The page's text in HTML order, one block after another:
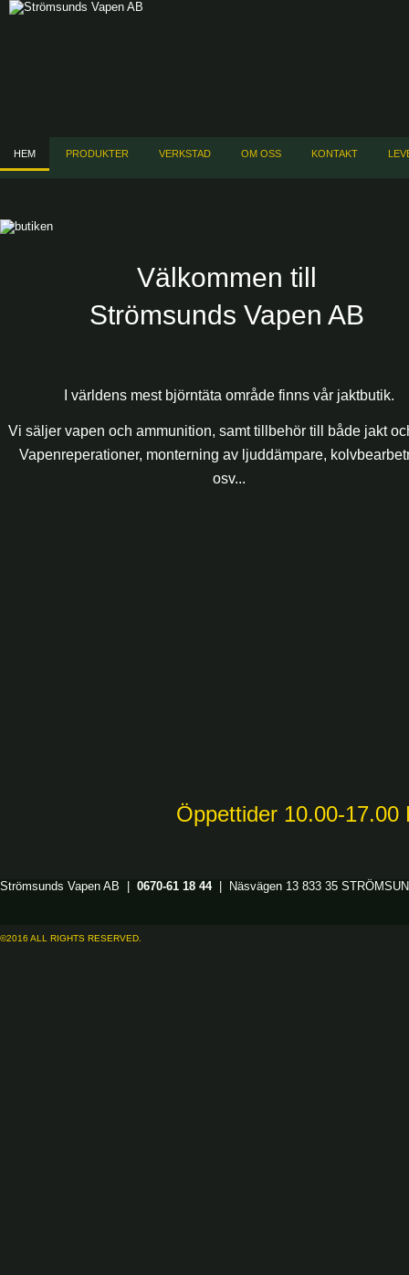
HEM PRODUKTER VERKSTAD OM OSS KONTAKT
Välkommentill
Strömsunds Vapen AB
I världens mest björntäta område finns vår jaktbutik.
Vi säljer vapen och ammunition, samt tillbehör till både jakt
Vapenreperationer, monterning av ljuddämpare,
osv...
Öppettider 10.00-17.00
Strömsunds Vapen AB | 0670-61 18 44| Näsvägen 13 833 35
©2016 ALL RIGHTS RESERVED.